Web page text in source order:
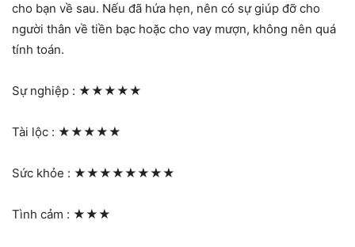
cho bạn về sau. Nếu đã hứa hẹn, nên có sự giúp đỡ cho
người thân về tiền bạc hoặc cho vay mượn, không nên quá
tính toán.
Sự nghiệp : ★★★★★
Tài lộc : ★★★★★
Sức khỏe : ★★★★★★★★
Tình cảm : ★★★